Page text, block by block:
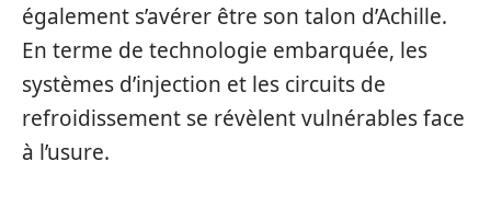
également s’avérer être son talon d’Achille.
En terme de technologie embarquée, les
systèmes d’injection et les circuits de
refroidissement se révèlent vulnérables face
à l’usure.